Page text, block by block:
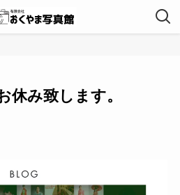
休み致します。